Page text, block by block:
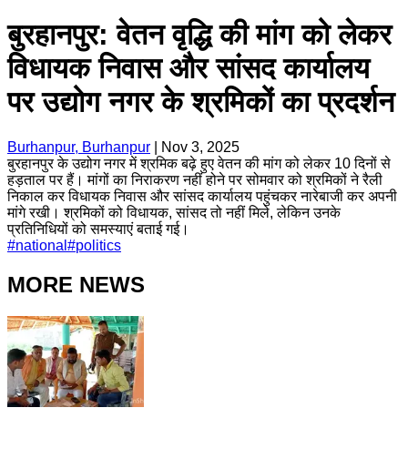
बुरहानपुर: वेतन वृद्धि की मांग को लेकर
विधायक निवास और सांसद कार्यालय
पर उद्योग नगर के श्रमिकों का प्रदर्शन
Burhanpur, Burhanpur
Nov 3, 2025
बुरहानपुर के उद्योग नगर में श्रमिक बढ़े हुए वेतन की मांग को लेकर 10 दिनों से
हड़ताल पर हैं। मांगों का निराकरण नहीं होने पर सोमवार को श्रमिकों ने रैली
निकाल कर विधायक निवास और सांसद कार्यालय पहुंचकर नारेबाजी कर अपनी
मांगे रखी। श्रमिकों को विधायक, सांसद तो नहीं मिले, लेकिन उनके
प्रतिनिधियों को समस्याएं बताई गई।
#national #politics
MORE NEWS